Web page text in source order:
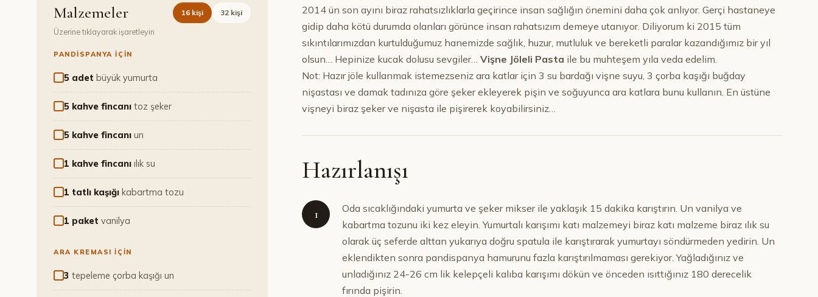
Malzemeler 16 kişi 32 kişi
Üzerine tıklayarak işaretleyin
PANDISPANYA İÇIN
5 adet büyük yumurta
5 kahve fincanı toz şeker
5 kahve fincanı un
1 kahve fincanı ılık su
1 tatlı kaşığı kabartma tozu
1 paket vanilya
ARA KREMASI İÇIN
3 tepeleme çorba kaşığı un
2014 ün son ayını biraz rahatsızlıklarla geçirince insan sağlığın önemini daha çok anlıyor. Gerçi hastaneye
gidip daha kötü durumda olanları görünce insan rahatsızım demeye utanıyor. Diliyorum ki 2015 tüm
sıkıntılarımızdan kurtulduğumuz hanemizde sağlık, huzur, mutluluk ve bereketli paralar kazandığımız bir yıl
olsun… Hepinize kucak dolusu sevgiler… Vişne Jöleli Pasta ile bu muhteşem yıla veda edelim.
Not: Hazır jöle kullanmak istemezseniz ara katlar için 3 su bardağı vişne suyu, 3 çorba kaşığı buğday
nişastası ve damak tadınıza göre şeker ekleyerek pişin ve soğuyunca ara katlara bunu kullanın. En üstüne
vişneyi biraz şeker ve nişasta ile pişirerek koyabilirsiniz…
Hazırlanışı
1
Oda sıcaklığındaki yumurta ve şeker mikser ile yaklaşık 15 dakika karıştırın. Un vanilya ve
kabartma tozunu iki kez eleyin. Yumurtalı karışımı katı malzemeyi biraz katı malzeme biraz ılık su
olarak üç seferde alttan yukarıya doğru spatula ile karıştırarak yumurtayı söndürmeden yedirin. Un
eklendikten sonra pandispanya hamurunu fazla karıştırılmaması gerekiyor. Yağladığınız ve
unladığınız 24-26 cm lik kelepçeli kalıba karışımı dökün ve önceden ısıttığınız 180 derecelik
fırında pişirin.